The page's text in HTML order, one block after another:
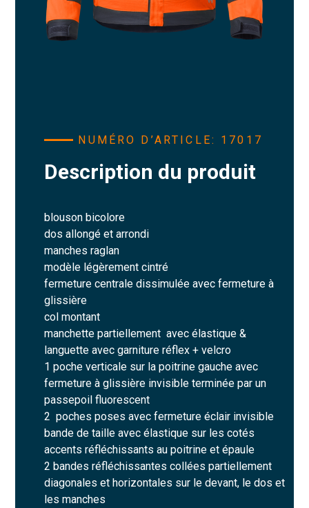
NUMÉRO D’ARTICLE: 17017
Description du produit
blouson bicolore
dos allongé et arrondi
manches raglan
modèle légèrement cintré
fermeture centrale dissimulée avec fermeture à
glissière
col montant
manchette partiellement avec élastique &
languette avec garniture réflex + velcro
1 poche verticale sur la poitrine gauche avec
fermeture à glissière invisible terminée par un
passepoil fluorescent
2 poches poses avec fermeture éclair invisible
bande de taille avec élastique sur les cotés
accents réfléchissants au poitrine et épaule
2 bandes réfléchissantes collées partiellement
diagonales et horizontales sur le devant, le dos et
les manches